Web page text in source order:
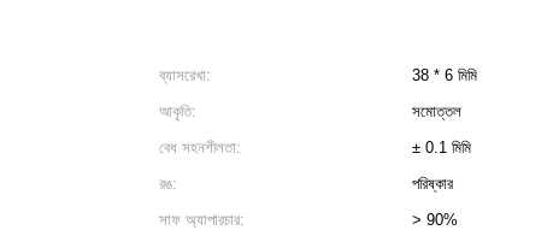
ব্যাসরেখা:
38 * 6 মিমি
আকৃতি:
সমোত্তল
বেধ সহনশীলতা:
± 0.1 মিমি
রঙ:
পরিষ্কার
সাফ অ্যাপারচার:
> 90%